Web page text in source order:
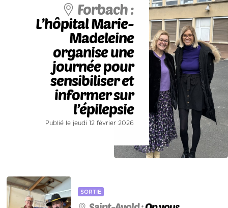
Forbach :
L’hôpital Marie-
Madeleine
organise une
journée pour
sensibiliser et
informer sur
l’épilepsie
Publié le jeudi 12 février 2026
SORTIE